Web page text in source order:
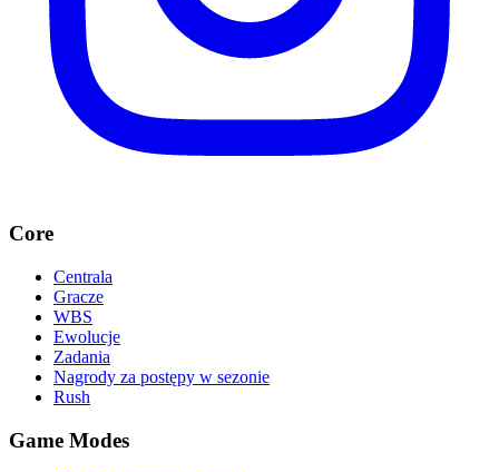
Core
Centrala
Gracze
WBS
Ewolucje
Zadania
Nagrody za postępy w sezonie
Rush
Game Modes